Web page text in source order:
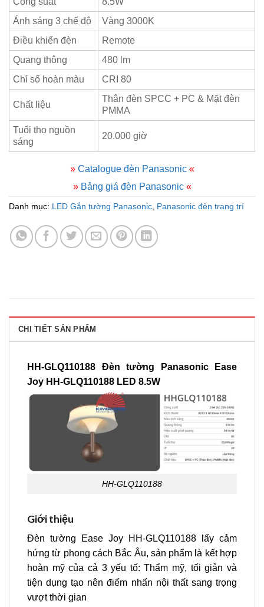
Ánh sáng 3 chế độ
Vàng 3000K
Điều khiển đèn
Remote
Quang thông
480 lm
Chỉ số hoàn màu
CRI 80
Chất liệu
Thân đèn SPCC + PC & Mặt đèn
PMMA
Tuổi thọ nguồn
sáng
20.000 giờ
»Catalogue đèn Panasonic«
»Bảng giá đèn Panasonic«
Danh mục: LED Gắn tường Panasonic, Panasonic đèn trang trí
CHI TIẾT SẢN PHẨM
HH-GLQ110188 Đèn tường Panasonic Ease
Joy HH-GLQ110188 LED 8.5W
HH-GLQ110188
Giới thiệu
Đèn tường Ease Joy HH-GLQ110188 lấy cảm
hứng từ phong cách Bắc Âu, sản phẩm là kết hợp
hoàn mỹ của cả 3 yếu tố: Thẩm mỹ, tối giản và
tiện dụng tạo nên điểm nhấn nội thất sang trọng
vượt thời gian